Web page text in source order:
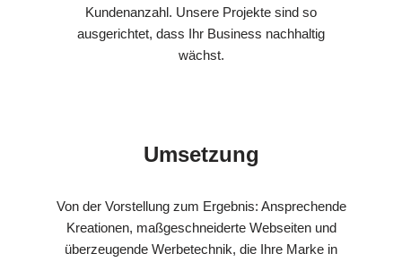
Kundenanzahl. Unsere Projekte sind so
ausgerichtet, dass Ihr Business nachhaltig
wächst.
Umsetzung
Von der Vorstellung zum Ergebnis: Ansprechende
Kreationen, maßgeschneiderte Webseiten und
überzeugende Werbetechnik, die Ihre Marke in